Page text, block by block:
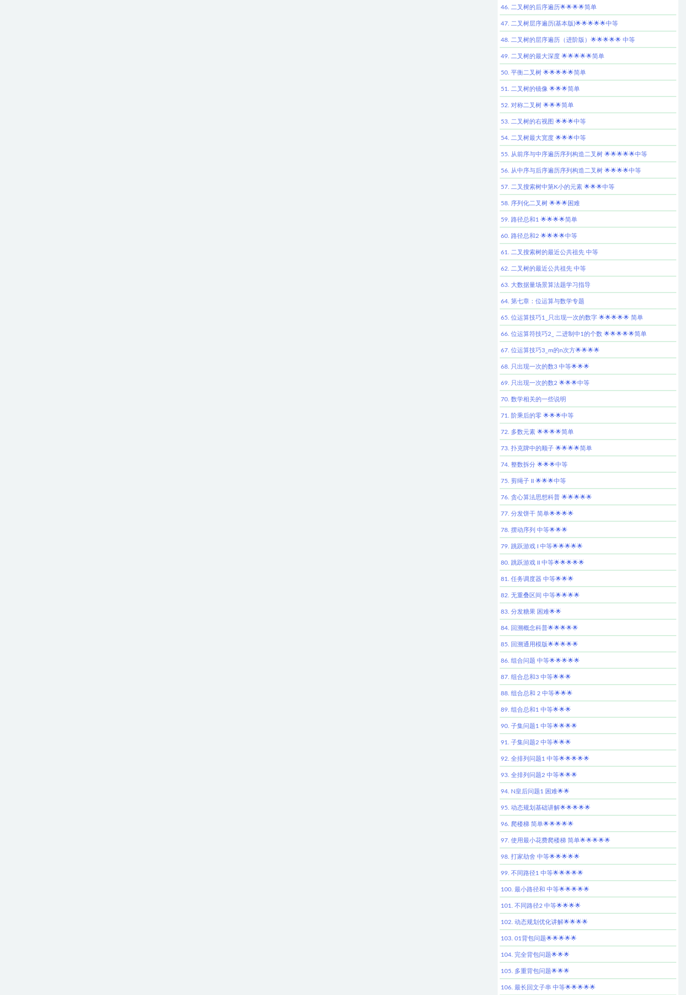
46. 二叉树的后序遍历🌟🌟🌟🌟简单
47. 二叉树层序遍历(基本版)🌟🌟🌟🌟🌟中等
48. 二叉树的层序遍历（进阶版）🌟🌟🌟🌟🌟 中等
49. 二叉树的最大深度 🌟🌟🌟🌟🌟简单
50. 平衡二叉树 🌟🌟🌟🌟🌟简单
51. 二叉树的镜像 🌟🌟🌟简单
52. 对称二叉树 🌟🌟🌟简单
53. 二叉树的右视图 🌟🌟🌟中等
54. 二叉树最大宽度 🌟🌟🌟中等
55. 从前序与中序遍历序列构造二叉树 🌟🌟🌟🌟🌟中等
56. 从中序与后序遍历序列构造二叉树 🌟🌟🌟🌟中等
57. 二叉搜索树中第K小的元素 🌟🌟🌟中等
58. 序列化二叉树 🌟🌟🌟困难
59. 路径总和1 🌟🌟🌟🌟简单
60. 路径总和2 🌟🌟🌟🌟中等
61. 二叉搜索树的最近公共祖先 中等
62. 二叉树的最近公共祖先 中等
63. 大数据量场景算法题学习指导
64. 第七章：位运算与数学专题
65. 位运算技巧1_只出现一次的数字 🌟🌟🌟🌟🌟 简单
66. 位运算符技巧2_ 二进制中1的个数 🌟🌟🌟🌟🌟简单
67. 位运算技巧3_m的n次方🌟🌟🌟🌟
68. 只出现一次的数3 中等🌟🌟🌟
69. 只出现一次的数2 🌟🌟🌟中等
70. 数学相关的一些说明
71. 阶乘后的零 🌟🌟🌟中等
72. 多数元素 🌟🌟🌟🌟简单
73. 扑克牌中的顺子 🌟🌟🌟🌟简单
74. 整数拆分 🌟🌟🌟中等
75. 剪绳子 II 🌟🌟🌟中等
76. 贪心算法思想科普 🌟🌟🌟🌟🌟
77. 分发饼干 简单🌟🌟🌟🌟
78. 摆动序列 中等🌟🌟🌟
79. 跳跃游戏 I 中等🌟🌟🌟🌟🌟
80. 跳跃游戏 II 中等🌟🌟🌟🌟🌟
81. 任务调度器 中等🌟🌟🌟
82. 无重叠区间 中等🌟🌟🌟🌟
83. 分发糖果 困难🌟🌟
84. 回溯概念科普🌟🌟🌟🌟🌟
85. 回溯通用模版🌟🌟🌟🌟🌟
86. 组合问题 中等🌟🌟🌟🌟🌟
87. 组合总和3 中等🌟🌟🌟
88. 组合总和 2 中等🌟🌟🌟
89. 组合总和1 中等🌟🌟🌟
90. 子集问题1 中等🌟🌟🌟🌟
91. 子集问题2 中等🌟🌟🌟
92. 全排列问题1 中等🌟🌟🌟🌟🌟
93. 全排列问题2 中等🌟🌟🌟
94. N皇后问题1 困难🌟🌟
95. 动态规划基础讲解🌟🌟🌟🌟🌟
96. 爬楼梯 简单🌟🌟🌟🌟🌟
97. 使用最小花费爬楼梯 简单🌟🌟🌟🌟🌟
98. 打家劫舍 中等🌟🌟🌟🌟🌟
99. 不同路径1 中等🌟🌟🌟🌟🌟
100. 最小路径和 中等🌟🌟🌟🌟🌟
101. 不同路径2 中等🌟🌟🌟🌟
102. 动态规划优化讲解🌟🌟🌟🌟
103. 01背包问题🌟🌟🌟🌟🌟
104. 完全背包问题🌟🌟🌟
105. 多重背包问题🌟🌟🌟
106. 最长回文子串 中等🌟🌟🌟🌟🌟